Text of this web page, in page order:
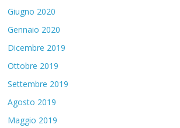
Giugno 2020
Gennaio 2020
Dicembre 2019
Ottobre 2019
Settembre 2019
Agosto 2019
Maggio 2019